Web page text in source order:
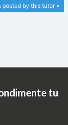
posted by this tutor »
tu